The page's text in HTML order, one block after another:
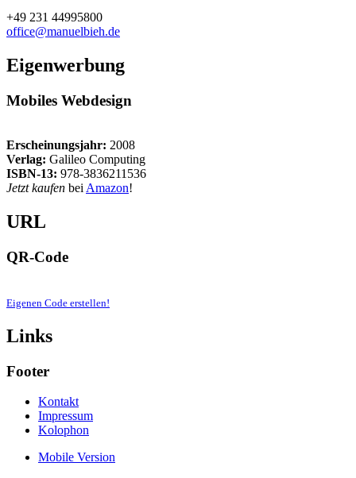
+49 231 44995800
office@manuelbieh.de
Eigenwerbung
Mobiles Webdesign
Erscheinungsjahr: 2008
Verlag: Galileo Computing
ISBN-13: 978-3836211536
Jetzt kaufen bei Amazon!
URL
QR-Code
Eigenen Code erstellen!
Links
Footer
Kontakt
Impressum
Kolophon
Mobile Version